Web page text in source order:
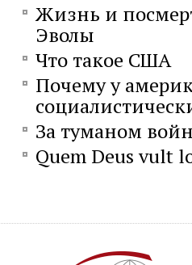
Жизнь и
Эволы
Что такое США
Почему у
За туманом
Quem Deus vult